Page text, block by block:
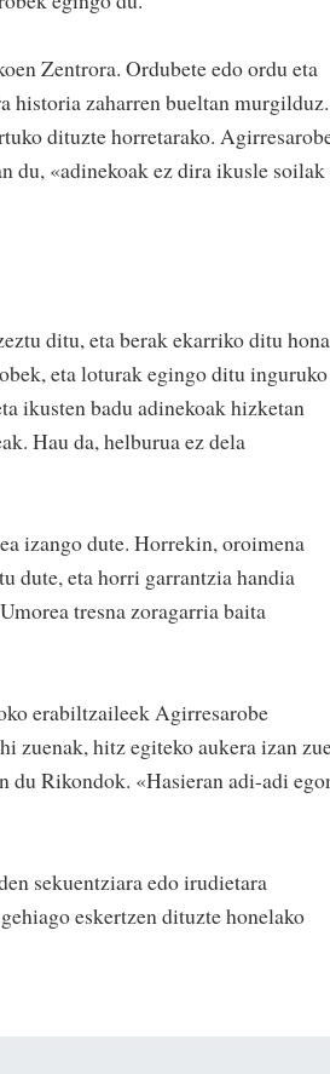
Zentrora. Ordubete edo ordu eta
historia zaharren bueltan murgilduz.
dituzte horretarako.
du, «adinekoak ez dira ikusle soilak
ditu, eta berak ekarriko ditu
eta loturak egingo ditu inguruko
ikusten badu adinekoak hizketan
Hau da, helburua ez dela
izango dute. Horrekin, oroimena
dute, eta horri garrantzia handia
tresna zoragarria baita
erabiltzaileek Agirresarobe
zuenak, hitz egiteko aukera izan
du Rikondok. «Hasieran adi-adi
sekuentziara edo irudietara
eskertzen dituzte honelako